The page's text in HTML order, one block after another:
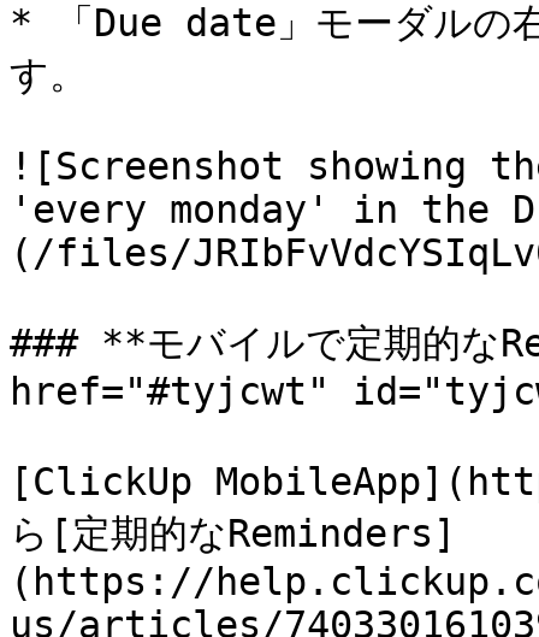
* 「Due date」モーダルの
す。
![Screenshot showing
'every monday' in the
(/files/
### **モバイルで定期的な
href="#tyjcwt"
[ClickUp
ら[定期的なReminders]
(https://
us/articles/